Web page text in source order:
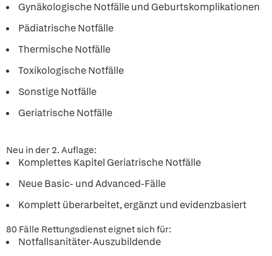
Gynäkologische Notfälle und Geburtskomplikationen
Pädiatrische Notfälle
Thermische Notfälle
Toxikologische Notfälle
Sonstige Notfälle
Geriatrische Notfälle
Neu in der 2. Auflage:
Komplettes Kapitel Geriatrische Notfälle
Neue Basic- und Advanced-Fälle
Komplett überarbeitet, ergänzt und evidenzbasiert
80 Fälle Rettungsdienst eignet sich für:
Notfallsanitäter-Auszubildende